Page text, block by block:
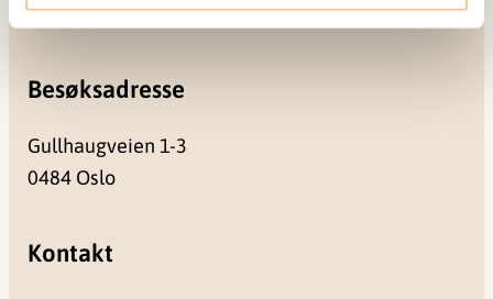
0409 Oslo
Besøksadresse
Gullhaugveien 1-3
0484 Oslo
Kontakt